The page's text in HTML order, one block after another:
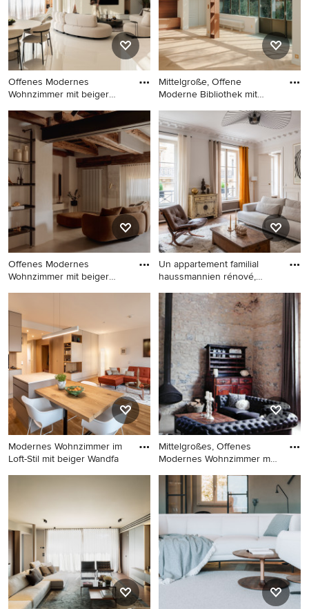
Offenes Modernes
Wohnzimmer mit beiger
Offenes Modernes
Wohnzimmer mit beiger
Wandfarbe, TV-Wand und
beigem Boden in Frankfurt
am Main
Mittelgroße, Offene
Moderne Bibliothek mit
Mittelgroße, Offene Moderne
Bibliothek mit beiger
Wandfarbe, hellem
Holzboden, Kaminofen,
verputzter Kaminumrandung,
Multimediawand und
Holzwänden in Paris
Offenes Modernes
Wohnzimmer mit beiger
Offenes Modernes
Wohnzimmer mit beiger
Wandfarbe, beigem Boden,
freigelegten Dachbalken und
gewölbter Decke in Venedig
Un appartement familial
haussmannien rénové,
Großes Modernes
Wohnzimmer mit beiger
Wandfarbe, braunem
Holzboden, braunem Boden
und vertäfelten Wänden in
Paris
Modernes Wohnzimmer im
Loft-Stil mit beiger Wandfa
Modernes Wohnzimmer im
Wandfarbe und braunem
Holzboden in Catania-
Palermo
Mittelgroßes, Offenes
Modernes Wohnzimmer mit
Mittelgroßes, Offenes
Modernes Wohnzimmer mit
beiger Wandfarbe und
Betonboden in Montpellier